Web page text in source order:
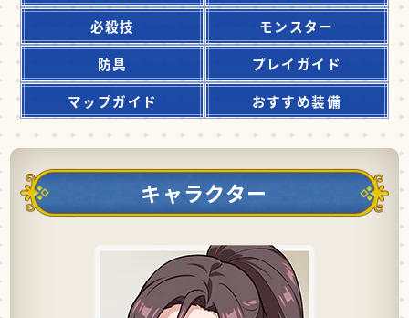
必殺技
モンスター
防具
プレイガイド
マップガイド
おすすめ装備
キャラクター